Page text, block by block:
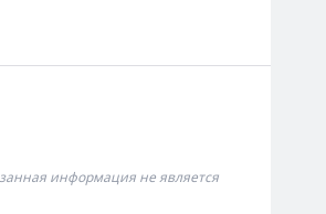
информация не является